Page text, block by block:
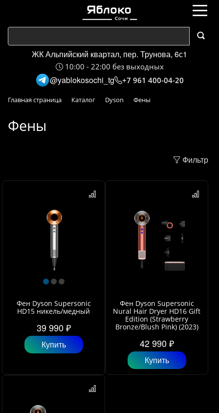
ЖК Альпийский квартал, пер. Трунова, 6с1
10:00 - 22:00 без выходных
@yablokosochi_tg +7 961 400-04-20
Главная страница Каталог Dyson Фены
Фены
Фильтр
Фен Dyson Supersonic
HD15 никель/медный
39 990 ₽
Купить
Фен Dyson Supersonic
Nural Hair Dryer HD16 Gift
Edition (Strawberry
Bronze/Blush Pink) (2023)
42 990 ₽
Купить